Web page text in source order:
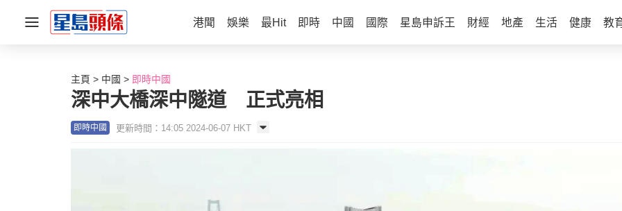
港聞 娛樂 最Hit 即時 中國 國際 星島申訴王 財經 地產 生活 健康 教
主頁 中國 即時中國
深中大橋深中隧道 正式亮相
即時中國 更新時間：14:05 2024-06-07 HKT